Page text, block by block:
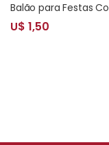
U$ 1,50